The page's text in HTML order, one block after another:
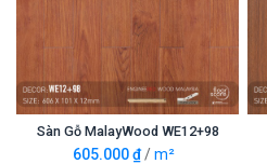
Sàn Gỗ MalayWood WE12+98
605.000₫ /m²